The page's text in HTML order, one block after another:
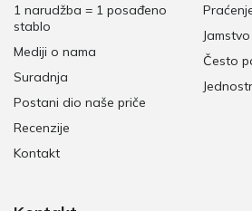
1 narudžba = 1 posađeno
stablo
Mediji o nama
Suradnja
Postani dio naše priče
Recenzije
Kontakt
Često